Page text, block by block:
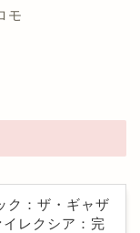
モ
ク：ザ・ギャザ
イレクシア：完